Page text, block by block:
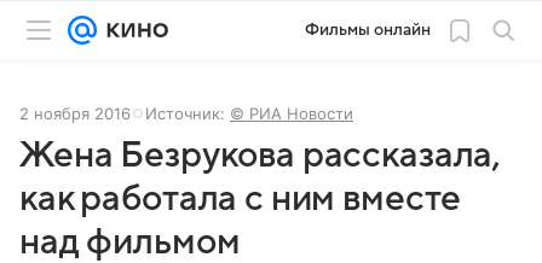
Фильмы онлайн
2 ноября 2016 Источник: © РИА Новости
Жена Безрукова рассказала,
как работала с ним вместе
над фильмом